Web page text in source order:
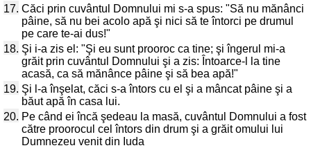
17. Căci prin cuvântul Domnului mi s-a spus: "Să nu mănânci
pâine, să nu bei acolo apă şi nici să te întorci pe drumul
pe care te-ai dus!"
18. Şi i-a zis el: "Şi eu sunt prooroc ca tine; şi îngerul mi-a
grăit prin cuvântul Domnului şi a zis: Întoarce-l la tine
acasă, ca să mănânce pâine şi să bea apă!"
19. Şi l-a înşelat, căci s-a întors cu el şi a mâncat pâine şi a
băut apă în casa lui.
20. Pe când ei încă şedeau la masă, cuvântul Domnului a fost
către proorocul cel întors din drum şi a grăit omului lui
Dumnezeu venit din Iuda